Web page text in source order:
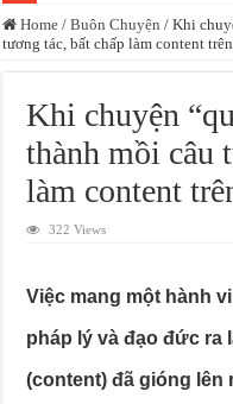
Home / Buôn Chuyện / Khi
tương tác, bất chấp làm content
Khi chuyện
thành mồi câu
làm content
322 Views
Việc mang một hành
pháp lý và đạo đức ra
(content) đã gióng lên